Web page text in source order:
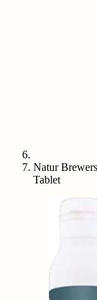
Natur
Tablet